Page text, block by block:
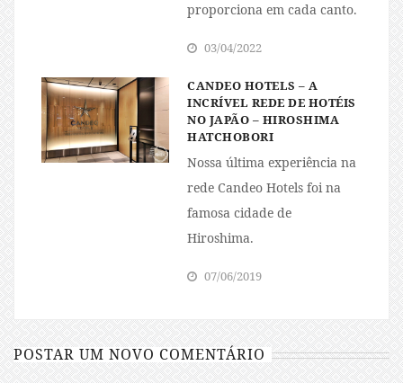
proporciona em cada canto.
03/04/2022
CANDEO HOTELS – A
INCRÍVEL REDE DE HOTÉIS
NO JAPÃO – HIROSHIMA
HATCHOBORI
Nossa última experiência na
rede Candeo Hotels foi na
famosa cidade de
Hiroshima.
07/06/2019
POSTAR UM NOVO COMENTÁRIO